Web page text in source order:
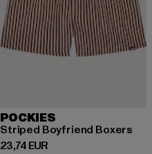
POCKIES
Striped Boyfriend Boxers
23,74 EUR
Derzeitiger Preis: 23,74 EUR